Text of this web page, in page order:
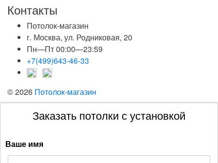
Контакты
Потолок-магазин
г. Москва, ул. Родниковая, 20
Пн—Пт 00:00—23:59
+7(499)643-46-33
© 2026 Потолок-магазин
Заказать потолки с установкой
Ваше имя